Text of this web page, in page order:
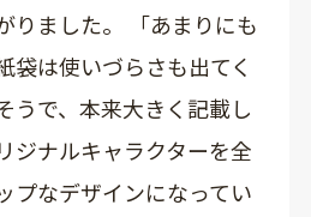
りました。 「あまりにも
袋は使いづらさも出てく
うで、本来大きく記載し
ジナルキャラクターを全
プなデザインになってい